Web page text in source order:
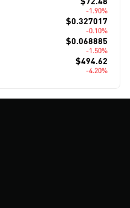
-1.90%
$0.327017
-0.10%
$0.068885
-1.50%
$494.62
-4.20%